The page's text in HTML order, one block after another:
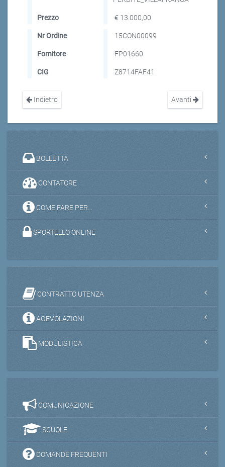
Prezzo € 13.000,00
Nr Ordine 15CON00099
Fornitore FP01660
CIG Z8714FAF41
Indietro Avanti
BOLLETTA
CONTATORE
COME FARE PER...
SPORTELLO ONLINE
CONTRATTO UTENZA
AGEVOLAZIONI
MODULISTICA
COMUNICAZIONE
SCUOLE
DOMANDE FREQUENTI